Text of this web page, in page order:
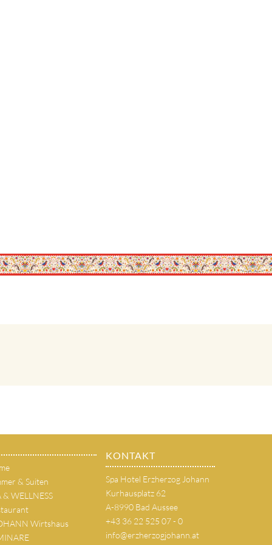
& Suiten
& WELLNESS
Wirtshaus
KONTAKT
Spa Hotel Erzherzog Johann
Kurhausplatz 62
A-8990 Bad Aussee
+43 36 22 525 07 - 0
info@erzherzogjohann.at